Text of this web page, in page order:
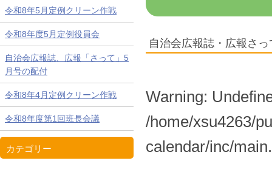
令和8年5月定例クリーン作戦
令和8年度5月定例役員会
自治会広報誌、広報「さって」5
月号の配付
令和8年4月定例クリーン作戦
令和8年度第1回班長会議
カテゴリー
自治会広報誌・広報さ
Warning:
/home/xsu4263/
calendar/inc/